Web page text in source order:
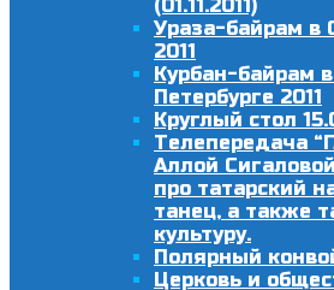
(01.11.2011)
Ураза-байрам в
2011
Курбан-байрам
Петербурге 2011
Круглый стол
Телепередача
Аллой
про татарский
танец, а также
культуру.
Полярный
Церковь и